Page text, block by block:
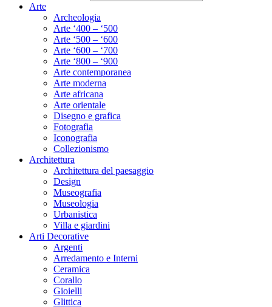
Arte
Archeologia
Arte ‘400 – ‘500
Arte ‘500 – ‘600
Arte ‘600 – ‘700
Arte ‘800 – ‘900
Arte contemporanea
Arte moderna
Arte africana
Arte orientale
Disegno e grafica
Fotografia
Iconografia
Collezionismo
Architettura
Architettura del paesaggio
Design
Museografia
Museologia
Urbanistica
Villa e giardini
Arti Decorative
Argenti
Arredamento e Interni
Ceramica
Corallo
Gioielli
Glittica